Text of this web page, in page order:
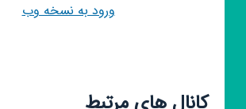
ورود به نسخه وب